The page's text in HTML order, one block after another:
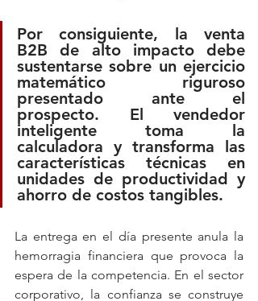
Por consiguiente, la venta
B2B de alto impacto debe
sustentarse sobre un ejercicio
matemático riguroso
presentado ante el
prospecto. El vendedor
inteligente toma la
calculadora y transforma las
características técnicas en
unidades de productividad y
ahorro de costos tangibles.
La entrega en el día presente anula la
hemorragia financiera que provoca la
espera de la competencia. En el sector
corporativo, la confianza se construye